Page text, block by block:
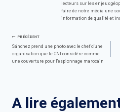
lecteurs sur les enjeux
faire de notre média une
information de qualité et
Navigation
de
PRÉCÉDENT
Sánchez prend une photo avec le chef d'une
organisation que le CNI considère comme
une couverture pour l'espionnage marocain
A lire